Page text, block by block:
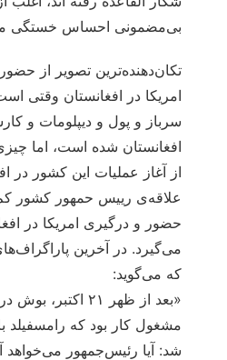
بی‌مضمونی احساس خستگی
تکان‌دهنده‌ترین تصویر از
امریکا در افغانستان وقتی
سرباز و پول و دیپلومات و
افغانستان شده است، اما
از آغاز عملیات این کشور در
علاقه‌ی رییس حمهور کشور
حضور و درگیری امریکا در
می‌گیرد. در آخرین
که می‌گوید:
«بعد از ظهر ۲۱
مشغول کار بود که رامسفیلد
شد: آیا رئیس‌جمهور می‌خواهد